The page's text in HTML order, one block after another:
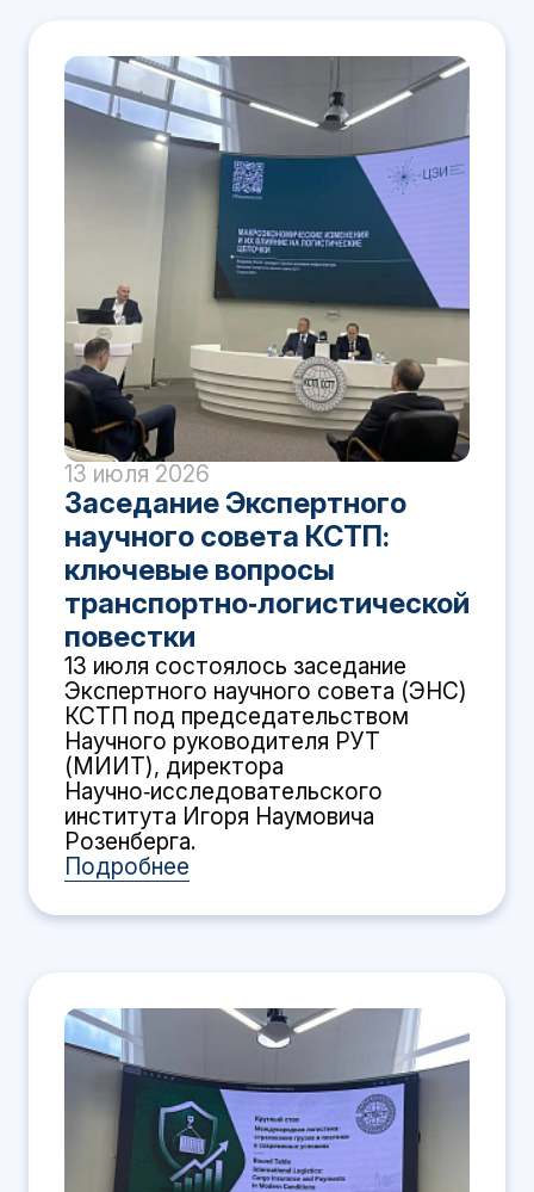
13 июля 2026
Заседание Экспертного
научного совета КСТП:
ключевые вопросы
транспортно‑логистической
повестки
13 июля состоялось заседание
Экспертного научного совета (ЭНС)
КСТП под председательством
Научного руководителя РУТ
(МИИТ), директора
Научно‑исследовательского
института Игоря Наумовича
Розенберга.
Подробнее